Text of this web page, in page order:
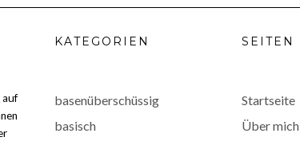
auf
KATEGORIEN
basenüberschüssig
basisch
SEITEN
Startseite
Über mich